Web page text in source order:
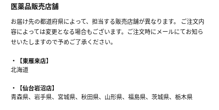
医薬品販売店舗
お届け先の都道府県によって、担当する販売店舗が異なります。 ご注文内
容によっては変更となる場合もございます。ご注文時にメールにてお知ら
せいたしますので予めご了承ください。
【東雁来店】
北海道
【仙台岩沼店】
青森県、岩手県、宮城県、秋田県、山形県、福島県、茨城県、栃木県